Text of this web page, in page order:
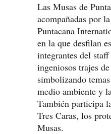
Las Musas de
acompañadas por
Puntacana
en la que desfilan
integrantes del
ingeniosos trajes
simbolizando
medio ambiente y
También participa
Tres Caras, los
Musas.